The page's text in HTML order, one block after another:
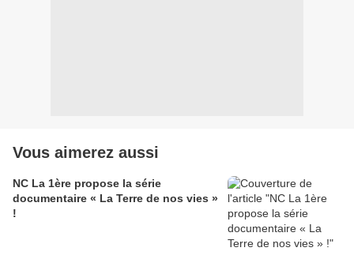
Vous aimerez aussi
NC La 1ère propose la série
documentaire « La Terre de nos vies »
!